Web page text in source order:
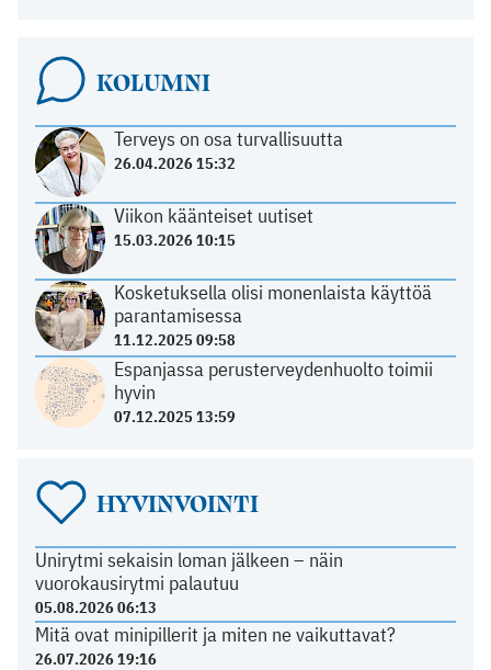
KOLUMNI
Terveys on osa turvallisuutta
26.04.2026 15:32
Viikon käänteiset uutiset
15.03.2026 10:15
Kosketuksella olisi monenlaista käyttöä
parantamisessa
11.12.2025 09:58
Espanjassa perusterveydenhuolto toimii
hyvin
07.12.2025 13:59
HYVINVOINTI
Unirytmi sekaisin loman jälkeen – näin
vuorokausirytmi palautuu
05.08.2026 06:13
Mitä ovat minipillerit ja miten ne vaikuttavat?
26.07.2026 19:16